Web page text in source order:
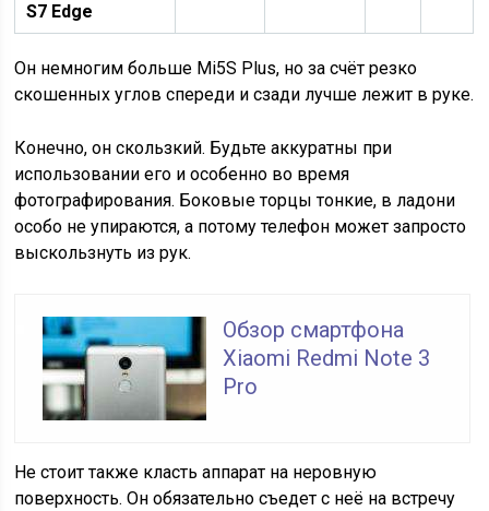
S7 Edge
Он немногим больше Mi5S Plus, но за счёт резко
скошенных углов спереди и сзади лучше лежит в руке.
Конечно, он скользкий. Будьте аккуратны при
использовании его и особенно во время
фотографирования. Боковые торцы тонкие, в ладони
особо не упираются, а потому телефон может запросто
выскользнуть из рук.
Обзор смартфона
Xiaomi Redmi Note 3
Pro
Не стоит также класть аппарат на неровную
поверхность. Он обязательно съедет с неё на встречу